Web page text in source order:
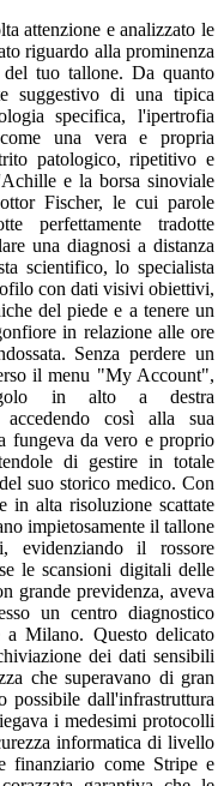
attenzione e analizzato le
riguardo alla prominenza
del tuo tallone. Da quanto
suggestivo di una tipica
specifica, l'ipertrofia
una vera e propria
patologico, ripetitivo e
e la borsa sinoviale
Fischer, le cui parole
perfettamente tradotte
una diagnosi a distanza
scientifico, lo specialista
con dati visivi obiettivi,
del piede e a tenere un
in relazione alle ore
Senza perdere un
il menu "My Account",
in alto a destra
così alla sua
fungeva da vero e proprio
di gestire in totale
suo storico medico. Con
in alta risoluzione scattate
impietosamente il tallone
evidenziando il rossore
le scansioni digitali delle
grande previdenza, aveva
un centro diagnostico
Milano. Questo delicato
dei dati sensibili
che superavano di gran
possibile dall'infrastruttura
i medesimi protocolli
informatica di livello
finanziario come Stripe e